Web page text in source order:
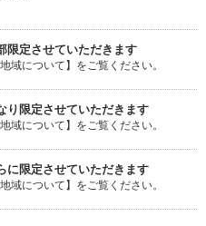
限定させていただきます
域について】をご覧ください。
り限定させていただきます
域について】をご覧ください。
に限定させていただきます
域について】をご覧ください。